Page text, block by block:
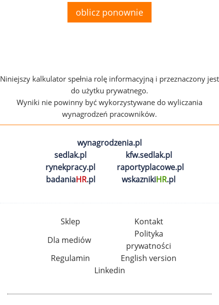
oblicz ponownie
Niniejszy kalkulator spełnia rolę informacyjną i przeznaczony jest
do użytku prywatnego.
Wyniki nie powinny być wykorzystywane do wyliczania
wynagrodzeń pracowników.
wynagrodzenia.pl
sedlak.pl
kfw.sedlak.pl
rynekpracy.pl
raportyplacowe.pl
badaniaHR.pl wskaznikiHR.pl
Sklep
Kontakt
Dla mediów
Polityka
prywatności
Regulamin
English version
Linkedin